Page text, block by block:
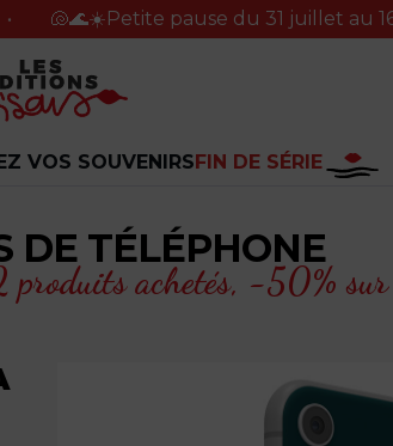
pause du 31 juillet au 16 août —
VOS SOUVENIRSFIN DE SÉRIE
DE TÉLÉPHONE
achetés, -50%